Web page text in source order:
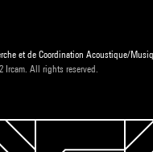
et de Coordination Acoustique/
Ircam. All rights reserved.